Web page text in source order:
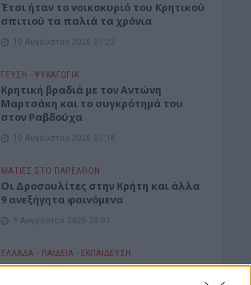
Έτσι ήταν το νοικοκυριό του Κρητικού
σπιτιού τα παλιά τα χρόνια
10 Αυγούστου 2026 07:22
ΓΕΎΣΗ - ΨΥΧΑΓΩΓΊΑ
Kρητική βραδιά με τον Αντώνη
Μαρτσάκη και το συγκρότημά του
στον Ραβδούχα
10 Αυγούστου 2026 07:18
ΜΑΤΙΕΣ ΣΤΟ ΠΑΡΕΛΘΟΝ
Οι Δροσουλίτες στην Κρήτη και άλλα
9 ανεξήγητα φαινόμενα
9 Αυγούστου 2026 20:01
ΕΛΛΑΔΑ • ΠΑΙΔΕΙΑ - ΕΚΠΑΙΔΕΥΣΗ
Πότε ανοίγουν τα σχολεία – Τι πρέπει